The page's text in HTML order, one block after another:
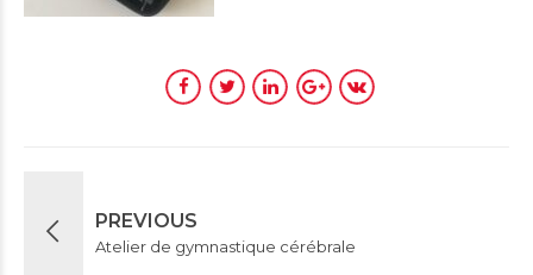
PREVIOUS
Atelier de gymnastique cérébrale